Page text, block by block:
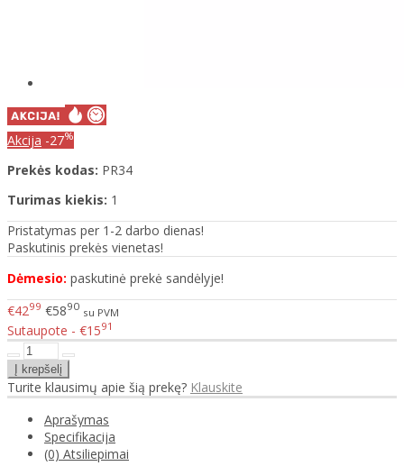
Akcija -27%
Prekės kodas: PR34
Turimas kiekis: 1
Pristatymas per 1-2 darbo dienas!
Paskutinis prekės vienetas!
Dėmesio: paskutinė prekė sandėlyje!
€4299 €5890 su PVM
Sutaupote - €1591
Turite klausimų apie šią prekę? Klauskite
Aprašymas
Specifikacija
(0) Atsiliepimai